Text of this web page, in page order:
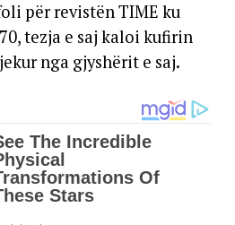
për revistën TIME ku
tezja e saj kaloi kufirin
nga gjyshërit e saj.